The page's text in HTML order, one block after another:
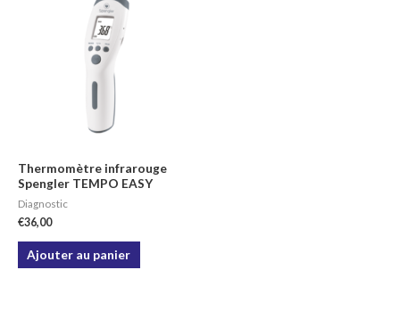
Thermomètre infrarouge
Spengler TEMPO EASY
Diagnostic
€36,00
Ajouter au panier